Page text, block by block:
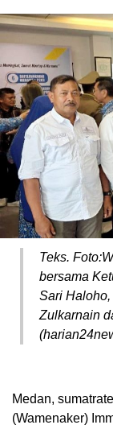
Teks.
bersama
Sari
Zulkarnain
Medan,
(Wamenaker)